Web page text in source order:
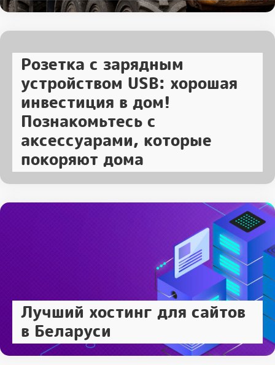
Розетка с зарядным
устройством USB: хорошая
инвестиция в дом!
Познакомьтесь с
аксессуарами, которые
покоряют дома
Лучший хостинг для сайтов
в Беларуси